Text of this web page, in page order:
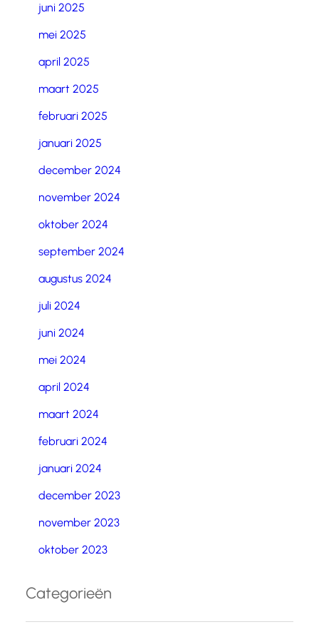
juni 2025
mei 2025
april 2025
maart 2025
februari 2025
januari 2025
december 2024
november 2024
oktober 2024
september 2024
augustus 2024
juli 2024
juni 2024
mei 2024
april 2024
maart 2024
februari 2024
januari 2024
december 2023
november 2023
oktober 2023
Categorieën